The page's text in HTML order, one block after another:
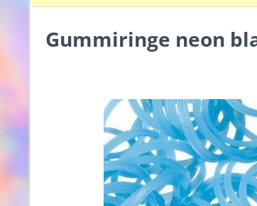
Gummiringe neon